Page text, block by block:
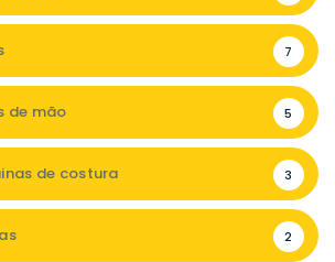
7
de mão 5
de costura 3
2